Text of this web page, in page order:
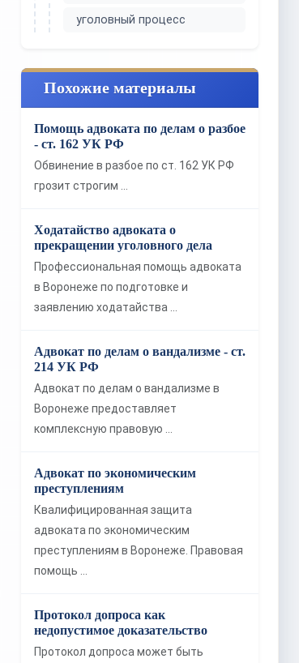
уголовный процесс
Похожие материалы
Помощь адвоката по делам о разбое
- ст. 162 УК РФ
Обвинение в разбое по ст. 162 УК РФ
грозит строгим …
Ходатайство адвоката о
прекращении уголовного дела
Профессиональная помощь адвоката
в Воронеже по подготовке и
заявлению ходатайства …
Адвокат по делам о вандализме - ст.
214 УК РФ
Адвокат по делам о вандализме в
Воронеже предоставляет
комплексную правовую …
Адвокат по экономическим
преступлениям
Квалифицированная защита
адвоката по экономическим
преступлениям в Воронеже. Правовая
помощь …
Протокол допроса как
недопустимое доказательство
Протокол допроса может быть